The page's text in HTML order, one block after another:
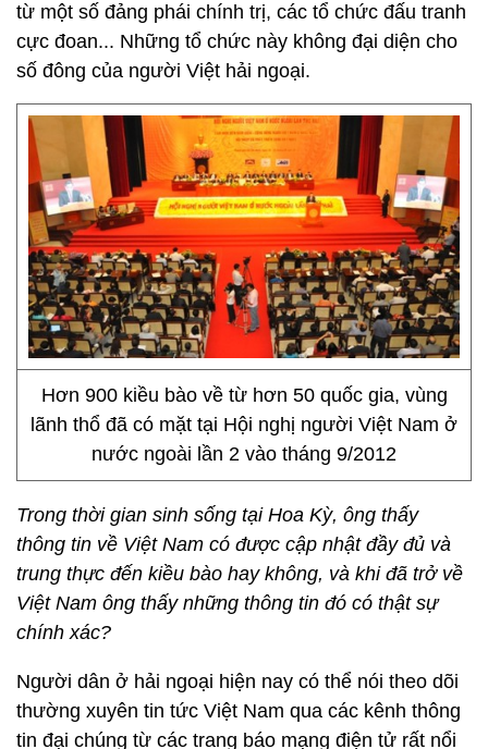
từ một số đảng phái chính trị, các tổ chức đấu tranh
cực đoan... Những tổ chức này không đại diện cho
số đông của người Việt hải ngoại.
Hơn 900 kiều bào về từ hơn 50 quốc gia, vùng
lãnh thổ đã có mặt tại Hội nghị người Việt Nam ở
nước ngoài lần 2 vào tháng 9/2012
Trong thời gian sinh sống tại Hoa Kỳ, ông thấy
thông tin về Việt Nam có được cập nhật đầy đủ và
trung thực đến kiều bào hay không, và khi đã trở về
Việt Nam ông thấy những thông tin đó có thật sự
chính xác?
Người dân ở hải ngoại hiện nay có thể nói theo dõi
thường xuyên tin tức Việt Nam qua các kênh thông
tin đại chúng từ các trang báo mạng điện tử rất nổi